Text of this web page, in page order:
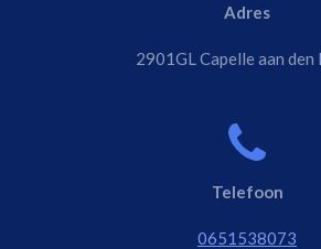
Adres
2901GL Capelle aan den
Telefoon
0651538073